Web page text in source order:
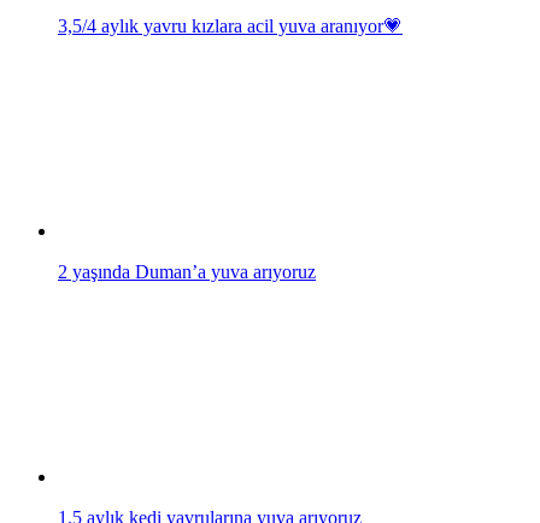
3,5/4 aylık yavru kızlara acil yuva aranıyor💗
2 yaşında Duman’a yuva arıyoruz
1.5 aylık kedi yavrularına yuva arıyoruz